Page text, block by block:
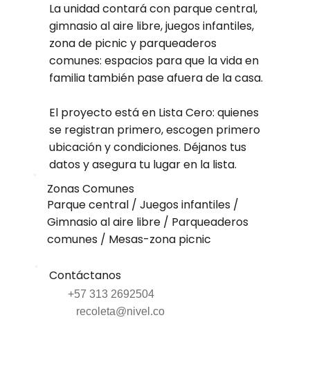
La unidad contará con parque central,
gimnasio al aire libre, juegos infantiles,
zona de picnic y parqueaderos
comunes: espacios para que la vida en
familia también pase afuera de la casa.
El proyecto está en Lista Cero: quienes
se registran primero, escogen primero
ubicación y condiciones. Déjanos tus
datos y asegura tu lugar en la lista.
Zonas Comunes
Parque central / Juegos infantiles /
Gimnasio al aire libre / Parqueaderos
comunes / Mesas-zona picnic
Contáctanos
+57 313 2692504
recoleta@nivel.co